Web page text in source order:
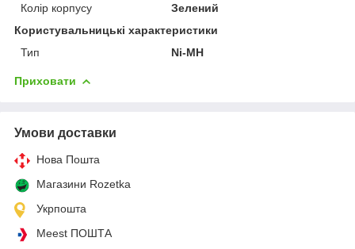
Колір корпусу
Зелений
Користувальницькі характеристики
Тип
Ni-MH
Приховати
Умови доставки
Нова Пошта
Магазини Rozetka
Укрпошта
Meest ПОШТА